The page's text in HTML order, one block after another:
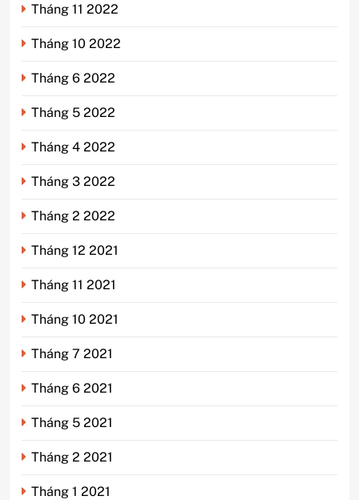
Tháng 11 2022
Tháng 10 2022
Tháng 6 2022
Tháng 5 2022
Tháng 4 2022
Tháng 3 2022
Tháng 2 2022
Tháng 12 2021
Tháng 11 2021
Tháng 10 2021
Tháng 7 2021
Tháng 6 2021
Tháng 5 2021
Tháng 2 2021
Tháng 1 2021